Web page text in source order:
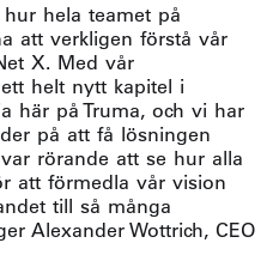
hela teamet på
att verkligen förstå vår
X. Med vår
helt nytt kapitel i
här på Truma, och vi har
på att få lösningen
rörande att se hur alla
att förmedla vår vision
till så många
Alexander Wottrich, CEO